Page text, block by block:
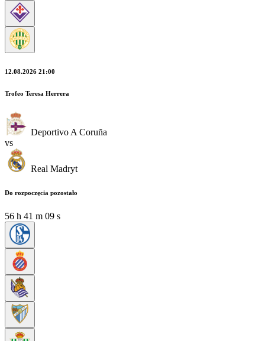
12.08.2026 21:00
Trofeo Teresa Herrera
Deportivo A Coruña
vs
Real Madryt
Do rozpoczęcia pozostało
56 h 41 m 07 s